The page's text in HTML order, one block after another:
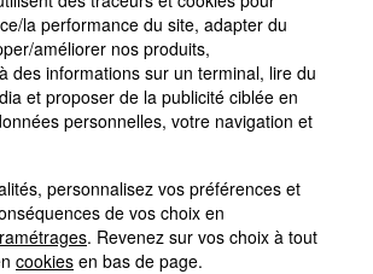
la performance du site, adapter du
améliorer nos produits,
des informations sur un terminal, lire du
et proposer de la publicité ciblée en
personnelles, votre navigation et
personnalisez vos préférences et
de vos choix en
. Revenez sur vos choix à tout
cookies en bas de page.